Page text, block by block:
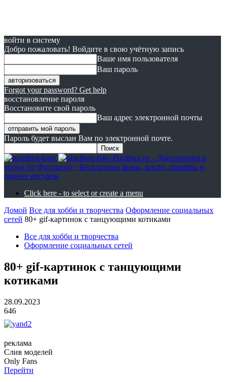
войти в систему
Добро пожаловать! Войдите в свою учётную запись
Ваше имя пользователя
Ваш пароль
Forgot your password? Get help
восстановление пароля
Восстановите свой пароль
Ваш адрес электронной почты
Пароль будет выслан Вам по электронной почте.
Pixelbox.ru – Дополнения и
уроки по Фотошопу | Бесплатные фоны, кисти, шрифты и
прочие ресурсы
Click here - to select or create a menu
Домой Все для хобби и творчества Оформление социальных
сетей 80+ gif-картинок с танцующими котиками
Все для хобби и творчества
Оформление социальных сетей
80+ gif-картинок с танцующими
котиками
28.09.2023
646
реклама
Слив моделей
Only Fans
Перейти